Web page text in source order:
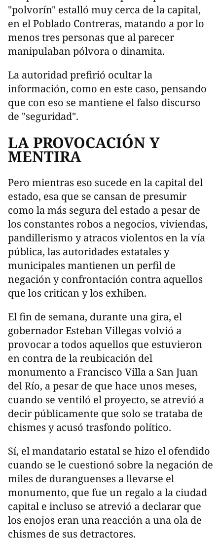
"polvorín" estalló muy cerca de la capital,
en el Poblado Contreras, matando a por lo
menos tres personas que al parecer
manipulaban pólvora o dinamita.
La autoridad prefirió ocultar la
información, como en este caso, pensando
que con eso se mantiene el falso discurso
de "seguridad".
LA PROVOCACIÓN Y
MENTIRA
Pero mientras eso sucede en la capital del
estado, esa que se cansan de presumir
como la más segura del estado a pesar de
los constantes robos a negocios, viviendas,
pandillerismo y atracos violentos en la vía
pública, las autoridades estatales y
municipales mantienen un perfil de
negación y confrontación contra aquellos
que los critican y los exhiben.
El fin de semana, durante una gira, el
gobernador Esteban Villegas volvió a
provocar a todos aquellos que estuvieron
en contra de la reubicación del
monumento a Francisco Villa a San Juan
del Río, a pesar de que hace unos meses,
cuando se ventiló el proyecto, se atrevió a
decir públicamente que solo se trataba de
chismes y acusó trasfondo político.
Sí, el mandatario estatal se hizo el ofendido
cuando se le cuestionó sobre la negación de
miles de duranguenses a llevarse el
monumento, que fue un regalo a la ciudad
capital e incluso se atrevió a declarar que
los enojos eran una reacción a una ola de
chismes de sus detractores.